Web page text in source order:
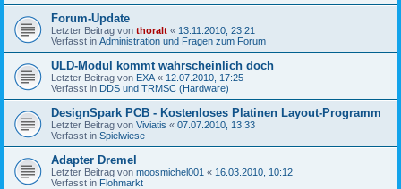
Forum-Update
Letzter Beitrag von thoralt « 13.11.2010, 23:21
Verfasst in Administration und Fragen zum Forum
ULD-Modul kommt wahrscheinlich doch
Letzter Beitrag von EXA « 12.07.2010, 17:25
Verfasst in DDS und TRMSC (Hardware)
DesignSpark PCB - Kostenloses Platinen Layout-Programm
Letzter Beitrag von Viviatis « 07.07.2010, 13:33
Verfasst in Spielwiese
Adapter Dremel
Letzter Beitrag von moosmichel001 « 16.03.2010, 10:12
Verfasst in Flohmarkt